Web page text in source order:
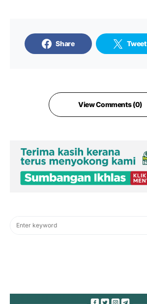
Share Tweet
View Comments (0)